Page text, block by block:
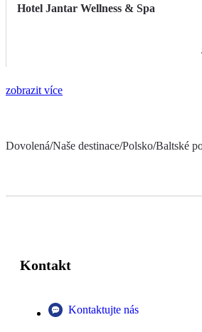
Hotel Jantar Wellness & Spa
zobrazit více
Dovolená/Naše destinace/Polsko/Baltské
Kontakt
Kontaktujte nás